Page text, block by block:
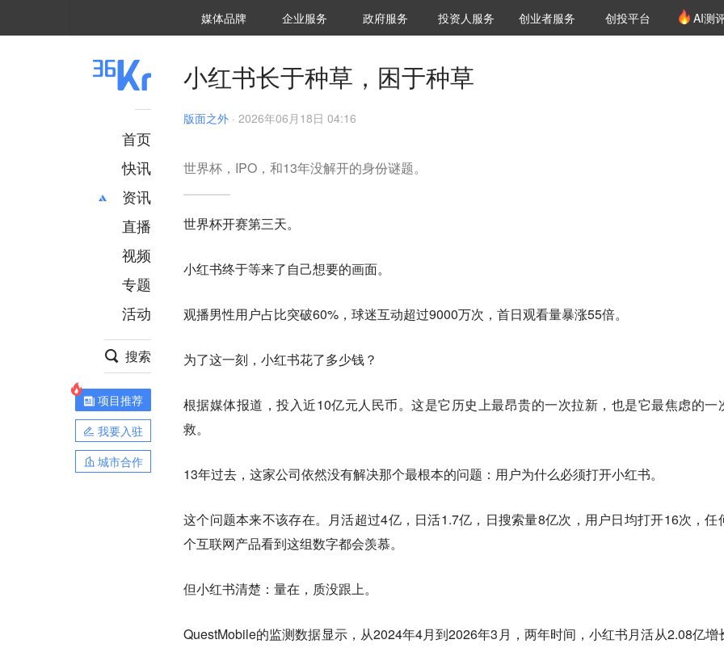
媒体品牌 36Kr研究院
企业服务 城市之窗
政府服务 VClub投资机构库
投资机构职位推介
投资人服务 创投氪堂
创业者服务 创投平台 AI测
首页
快讯
资讯
推荐
财经
项目推荐
安徽
直播
视频
专题
活动
搜索
项目推荐
我要入驻
城市合作
小红书长于种草，困于种草
版面之外 · 2026年06月18日 04:16
世界杯，IPO，和13年没解开的身份谜题。
世界杯开赛第三天。
小红书终于等来了自己想要的画面。
观播男性用户占比突破60%，球迷互动超过9000万次，首日观看量暴涨55倍。
为了这一刻，小红书花了多少钱？
根据媒体报道，投入近10亿元人民币。这是它历史上最昂贵的一次拉新，也是它最焦虑的一
救。
13年过去，这家公司依然没有解决那个最根本的问题： 用户为什么必须打开小红书。
这个问题本来不该存在。月活超过4亿，日活1.7亿，日搜索量8亿次，用户日均打开16次，任
个互联网产品看到这组数字都会羡慕。
但小红书清楚： 量在，质没跟上。
QuestMobile的监测数据显示，从2024年4月到2026年3月，两年时间，小红书月活从2.08亿增